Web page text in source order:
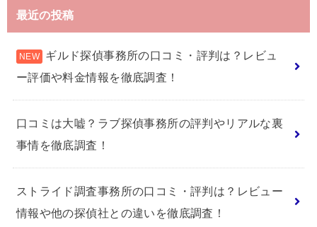
最近の投稿
ギルド探偵事務所の口コミ・評判は？レビュ
ー評価や料金情報を徹底調査！
口コミは大嘘？ラブ探偵事務所の評判やリアルな裏
事情を徹底調査！
ストライド調査事務所の口コミ・評判は？レビュー
情報や他の探偵社との違いを徹底調査！